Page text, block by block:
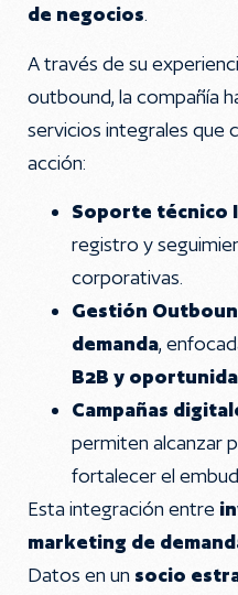
de negocios.
A través de su
outbound, la compañía
servicios integrales que
acción:
Soporte técnico
registro y
corporativas.
Gestión
demanda,
B2B y
Campañas
permiten alcanzar
fortalecer el
Esta integración entre
marketing de
Datos en un socio